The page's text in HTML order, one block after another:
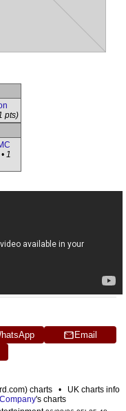
pts)
1
Email
charts • UK charts info
's charts